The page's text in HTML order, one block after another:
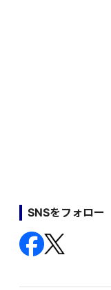
SNSをフォロー